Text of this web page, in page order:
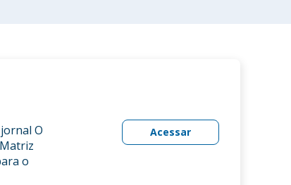
O
o
Acessar